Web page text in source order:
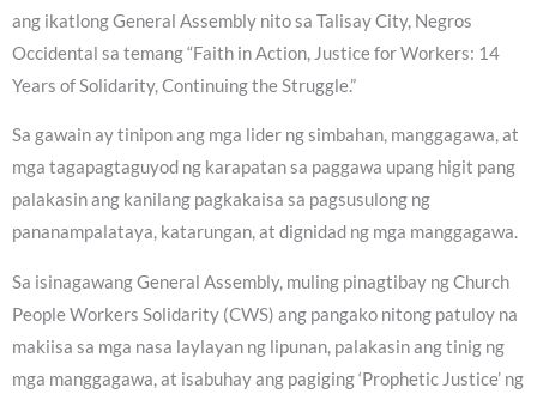
ang ikatlong General Assembly nito sa Talisay City, Negros
Occidental sa temang “Faith in Action, Justice for Workers: 14
Years of Solidarity, Continuing the Struggle.”
Sa gawain ay tinipon ang mga lider ng simbahan, manggagawa, at
mga tagapagtaguyod ng karapatan sa paggawa upang higit pang
palakasin ang kanilang pagkakaisa sa pagsusulong ng
pananampalataya, katarungan, at dignidad ng mga manggagawa.
Sa isinagawang General Assembly, muling pinagtibay ng Church
People Workers Solidarity (CWS) ang pangako nitong patuloy na
makiisa sa mga nasa laylayan ng lipunan, palakasin ang tinig ng
mga manggagawa, at isabuhay ang pagiging ‘Prophetic Justice’ ng